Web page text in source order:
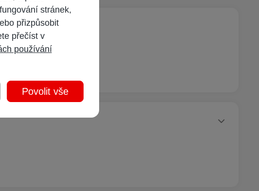
stránek,
přizpůsobit
přečíst v
používání
Povolit vše